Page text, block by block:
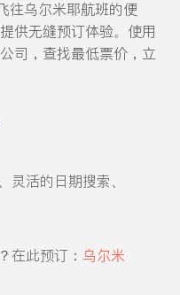
往乌尔米耶航班的便
供无缝预订体验。使用
司，查找最低票价，立
灵活的日期搜索、
在此预订： 乌尔米